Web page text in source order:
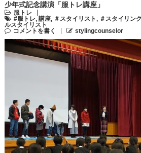
少年式記念講演「服トレ講座」
服トレ
#服トレ, 講座, ＃スタイリスト, ＃スタイリン
ルスタイリスト
コメントを書く
stylingcounselor